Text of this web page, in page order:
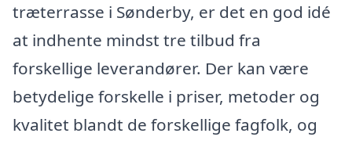
træterrasse i Sønderby, er det en god idé
at indhente mindst tre tilbud fra
forskellige leverandører. Der kan være
betydelige forskelle i priser, metoder og
kvalitet blandt de forskellige fagfolk, og